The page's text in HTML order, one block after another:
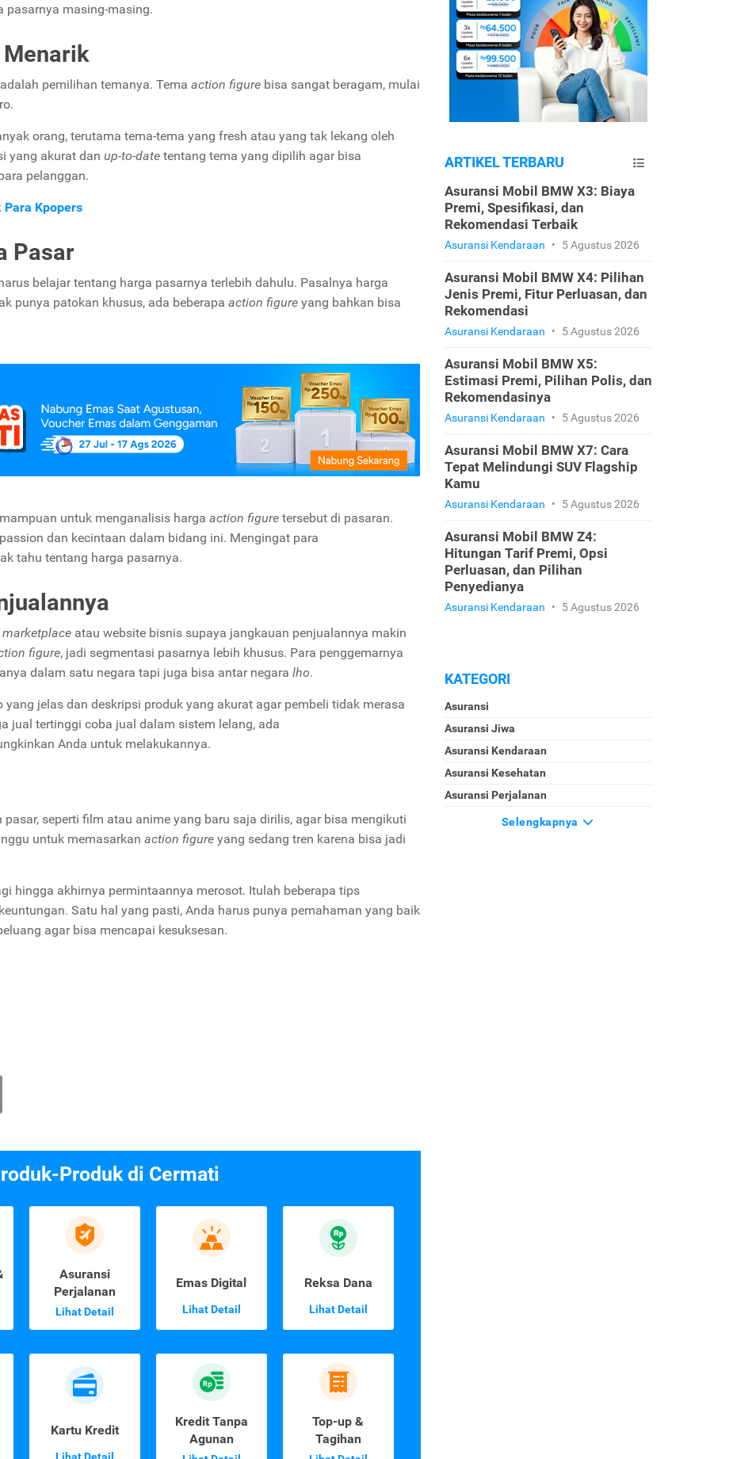
pasarnya masing-masing.
pemilihan temanya. Tema action figure bisa sangat beragam, mulai
orang, terutama tema-tema yang fresh atau yang tak lekang oleh
yang akurat dan up-to-date tentang tema yang dipilih agar bisa
pelanggan.
Para Kpopers
Pasar
belajar tentang harga pasarnya terlebih dahulu. Pasalnya harga
punya patokan khusus, ada beberapa action figure yang bahkan bisa
untuk menganalisis harga action figure tersebut di pasaran.
dan kecintaan dalam bidang ini. Mengingat para
tahu tentang harga pasarnya.
marketplace atau website bisnis supaya jangkauan penjualannya makin
figure, jadi segmentasi pasarnya lebih khusus. Para penggemarnya
dalam satu negara tapi juga bisa antar negara lho.
jelas dan deskripsi produk yang akurat agar pembeli tidak merasa
jual tertinggi coba jual dalam sistem lelang, ada
Anda untuk melakukannya.
seperti film atau anime yang baru saja dirilis, agar bisa mengikuti
untuk memasarkan action figure yang sedang tren karena bisa jadi
hingga akhirnya permintaannya merosot. Itulah beberapa tips
Satu hal yang pasti, Anda harus punya pemahaman yang baik
agar bisa mencapai kesuksesan.
Produk di Cermati
Asuransi
Perjalanan
Lihat Detail
Emas Digital
Lihat Detail
Reksa Dana
Lihat Detail
Kartu Kredit
Kredit Tanpa
Agunan
Top-up &
Tagihan
ARTIKEL TERBARU
Asuransi Mobil BMW X3: Biaya
Premi, Spesifikasi, dan
Rekomendasi Terbaik
Asuransi Kendaraan • 5 Agustus 2026
Asuransi Mobil BMW X4: Pilihan
Jenis Premi, Fitur Perluasan, dan
Rekomendasi
Asuransi Kendaraan • 5 Agustus 2026
Asuransi Mobil BMW X5:
Estimasi Premi, Pilihan Polis, dan
Rekomendasinya
Asuransi Kendaraan • 5 Agustus 2026
Asuransi Mobil BMW X7: Cara
Tepat Melindungi SUV Flagship
Kamu
Asuransi Kendaraan • 5 Agustus 2026
Asuransi Mobil BMW Z4:
Hitungan Tarif Premi, Opsi
Perluasan, dan Pilihan
Penyedianya
Asuransi Kendaraan • 5 Agustus 2026
KATEGORI
Asuransi
Asuransi Jiwa
Asuransi Kendaraan
Asuransi Kesehatan
Asuransi Perjalanan
Selengkapnya